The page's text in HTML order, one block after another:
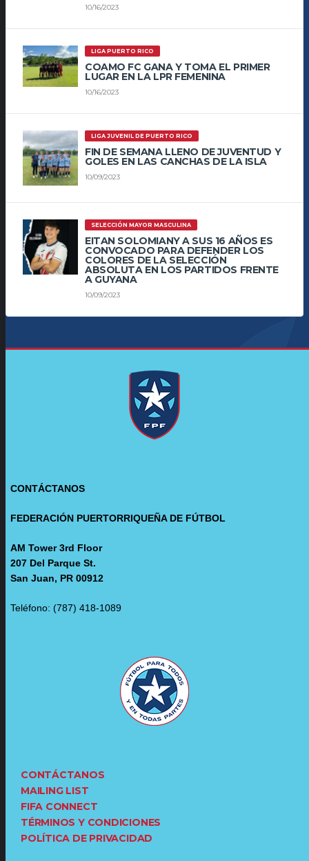
10/16/2023
LIGA PUERTO RICO
COAMO FC GANA Y TOMA EL PRIMER
LUGAR EN LA LPR FEMENINA
10/16/2023
LIGA JUVENIL DE PUERTO RICO
FIN DE SEMANA LLENO DE JUVENTUD Y
GOLES EN LAS CANCHAS DE LA ISLA
10/09/2023
SELECCIÓN MAYOR MASCULINA
EITAN SOLOMIANY A SUS 16 AÑOS ES
CONVOCADO PARA DEFENDER LOS
COLORES DE LA SELECCIÓN
ABSOLUTA EN LOS PARTIDOS FRENTE
A GUYANA
10/09/2023
CONTÁCTANOS
FEDERACIÓN PUERTORRIQUEÑA DE FÚTBOL
AM Tower 3rd Floor
207 Del Parque St.
San Juan, PR 00912
Teléfono: (787) 418-1089
CONTÁCTANOS
MAILING LIST
FIFA CONNECT
TÉRMINOS Y CONDICIONES
POLÍTICA DE PRIVACIDAD